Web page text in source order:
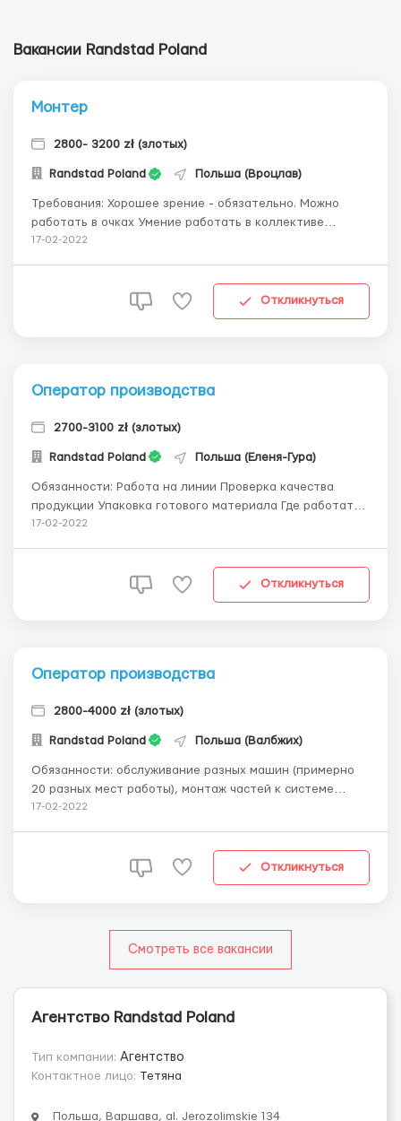
Вакансии Randstad Poland
Монтер
2800- 3200 zł (злотых)
Randstad Poland Польша (Вроцлав)
Требования: Хорошее зрение - обязательно. Можно
работать в очках Умение работать в коллективе
Готовность к работе в 3 сменах Опыт работы на
фирмы Diehl Controls. Город Namysł&...
17-02-2022
Откликнуться
Оператор производства
2700-3100 zł (злотых)
Randstad Poland Польша (Еленя-Гура)
Обязанности: Работа на линии Проверка качества
продукции Упаковка готового материала Где работать?
Производства Schneider Условия работы: Договор -
17-02-2022
Откликнуться
Оператор производства
2800-4000 zł (злотых)
Randstad Poland Польша (Валбжих)
Обязанности: обслуживание разных машин (примерно
20 разных мест работы), монтаж частей к системе
рулевого управления, уборка рабочего места,
систем рулевого управления для таких ...
17-02-2022
Откликнуться
Смотреть все вакансии
Агентство Randstad Poland
Тип компании: Агентство
Контактное лицо: Тетяна
Польша, Варшава, al. Jerozolimskie 134